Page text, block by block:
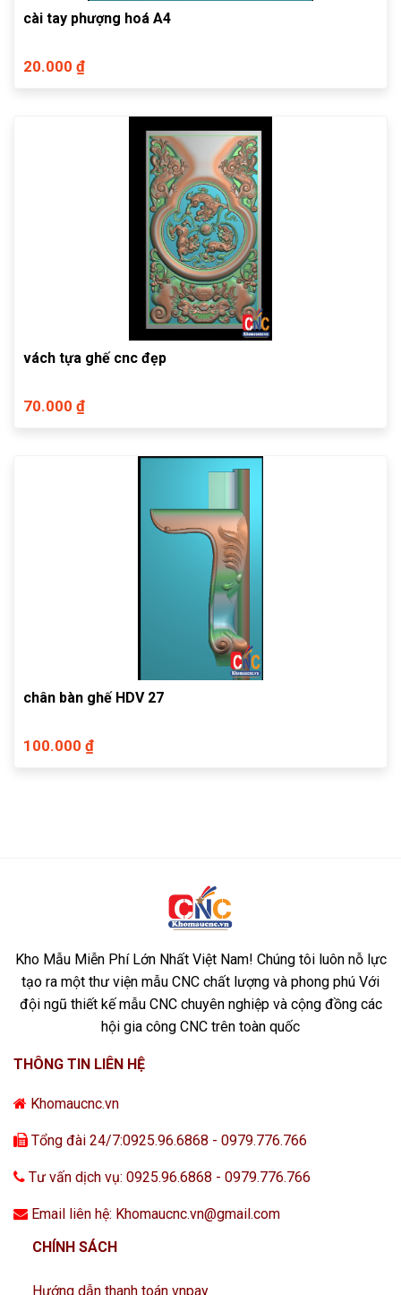
cài tay phượng hoá A4
20.000 ₫
vách tựa ghế cnc đẹp
70.000 ₫
chân bàn ghế HDV 27
100.000 ₫
Kho Mẫu Miễn Phí Lớn Nhất Việt Nam! Chúng tôi luôn nỗ lực
tạo ra một thư viện mẫu CNC chất lượng và phong phú Với
đội ngũ thiết kế mẫu CNC chuyên nghiệp và cộng đồng các
hội gia công CNC trên toàn quốc
THÔNG TIN LIÊN HỆ
Khomaucnc.vn
Tổng đài 24/7:0925.96.6868 - 0979.776.766
Tư vấn dịch vụ: 0925.96.6868 - 0979.776.766
Email liên hệ: Khomaucnc.vn@gmail.com
CHÍNH SÁCH
Hướng dẫn thanh toán vnpay